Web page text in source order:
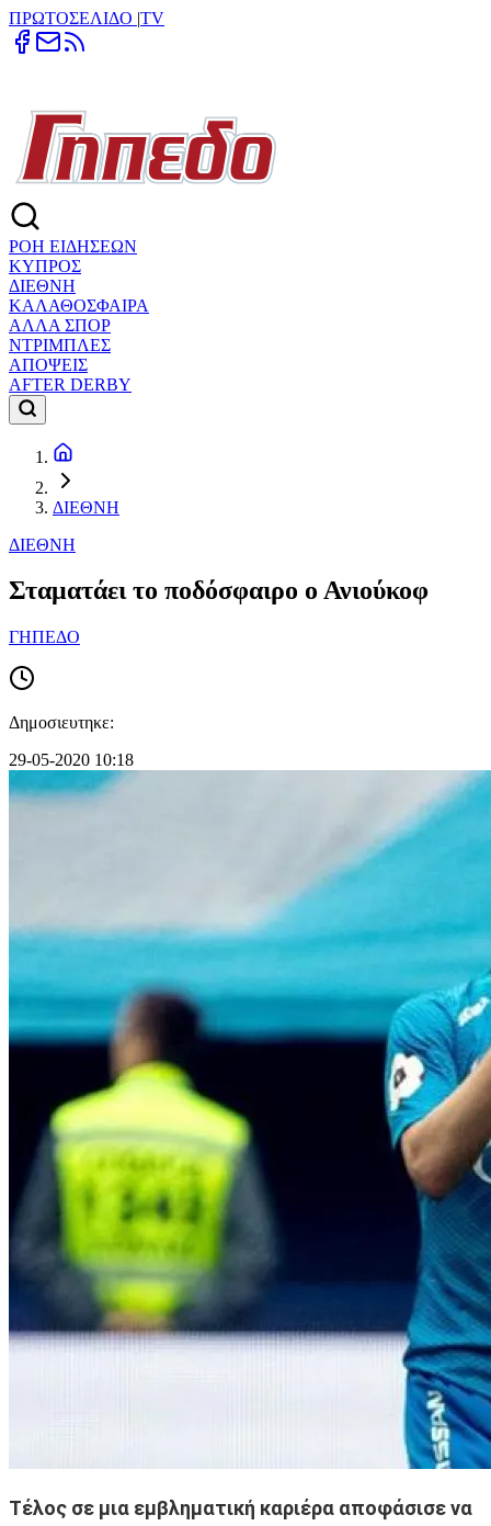
ΠΡΩΤΟΣΕΛΙΔΟ |TV
ΡΟΗ ΕΙΔΗΣΕΩΝ
ΚΥΠΡΟΣ
ΔΙΕΘΝΗ
ΚΑΛΑΘΟΣΦΑΙΡΑ
ΑΛΛΑ ΣΠΟΡ
ΝΤΡΙΜΠΛΕΣ
ΑΠΟΨΕΙΣ
AFTER DERBY
ΔΙΕΘΝΗ
ΔΙΕΘΝΗ
Σταματάει το ποδόσφαιρο ο Ανιούκοφ
ΓΗΠΕΔΟ
Δημοσιευτηκε:
29-05-2020 10:18
Τέλος σε μια εμβληματική καριέρα αποφάσισε να